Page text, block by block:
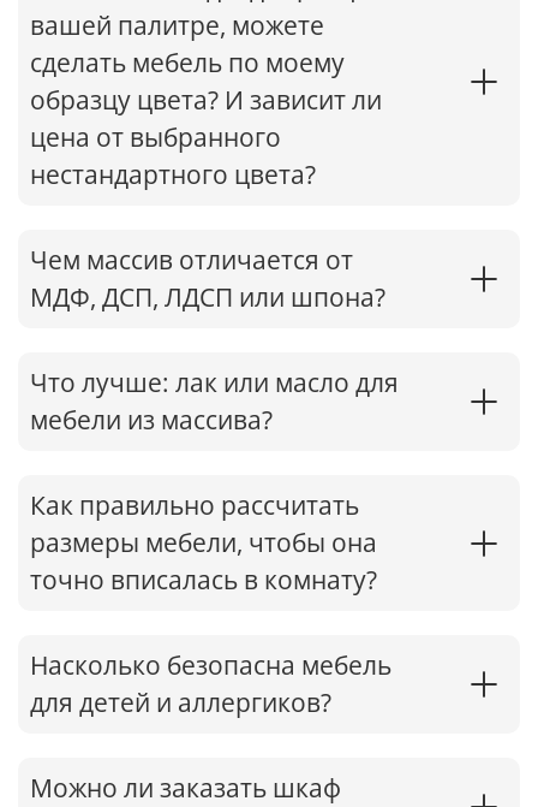
вашей палитре, можете
сделать мебель по моему
образцу цвета? И зависит ли
цена от выбранного
нестандартного цвета?
Чем массив отличается от
МДФ, ДСП, ЛДСП или шпона?
Что лучше: лак или масло для
мебели из массива?
Как правильно рассчитать
размеры мебели, чтобы она
точно вписалась в комнату?
Насколько безопасна мебель
для детей и аллергиков?
Можно ли заказать шкаф